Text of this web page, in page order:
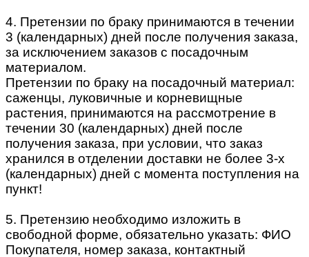
4. Претензии по браку принимаются в течении
3 (календарных) дней после получения заказа,
за исключением заказов с посадочным
материалом.
Претензии по браку на посадочный материал:
саженцы, луковичные и корневищные
растения, принимаются на рассмотрение в
течении 30 (календарных) дней после
получения заказа, при условии, что заказ
хранился в отделении доставки не более 3-х
(календарных) дней с момента поступления на
пункт!
5. Претензию необходимо изложить в
свободной форме, обязательно указать: ФИО
Покупателя, номер заказа, контактный